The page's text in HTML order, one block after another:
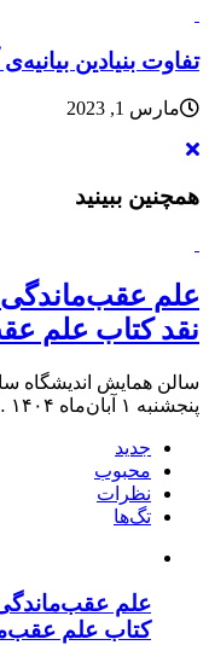
تفاوت بنیادین
مارس 1, 2023
همچنین ببینید
علم
نقد کتاب علم
سالن همایش اندیشگاه
پنجشنبه ۱ آبان‌ماه ۱۴۰۴ …
جدید
محبوب
نظرات
تگ‌ها
علم
کتاب علم